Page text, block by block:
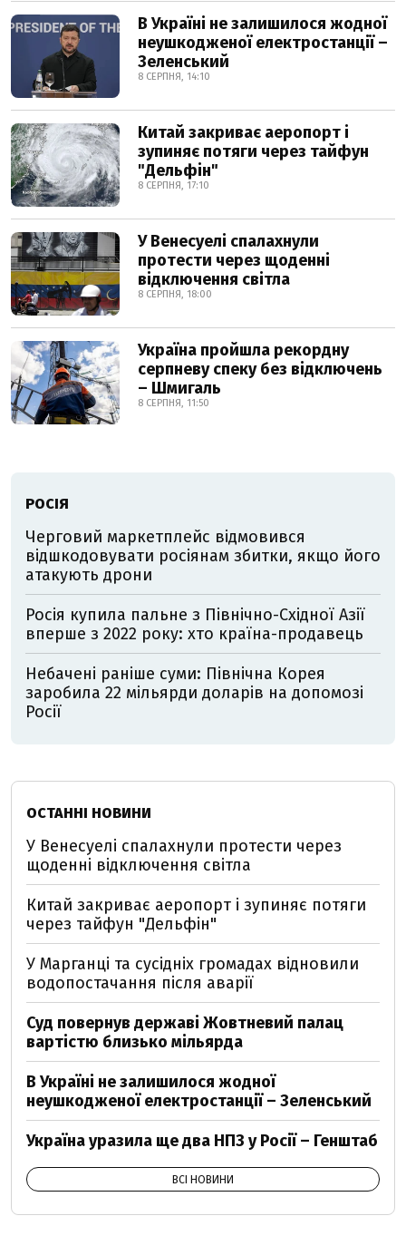
В Україні не залишилося жодної
неушкодженої електростанції –
Зеленський
8 СЕРПНЯ, 14:10
Китай закриває аеропорт і
зупиняє потяги через тайфун
"Дельфін"
8 СЕРПНЯ, 17:10
У Венесуелі спалахнули
протести через щоденні
відключення світла
8 СЕРПНЯ, 18:00
Україна пройшла рекордну
серпневу спеку без відключень
– Шмигаль
8 СЕРПНЯ, 11:50
РОСІЯ
Черговий маркетплейс відмовився
відшкодовувати росіянам збитки, якщо його
атакують дрони
Росія купила пальне з Північно-Східної Азії
вперше з 2022 року: хто країна-продавець
Небачені раніше суми: Північна Корея
заробила 22 мільярди доларів на допомозі
Росії
ОСТАННІ НОВИНИ
У Венесуелі спалахнули протести через
щоденні відключення світла
Китай закриває аеропорт і зупиняє потяги
через тайфун "Дельфін"
У Марганці та сусідніх громадах відновили
водопостачання після аварії
Суд повернув державі Жовтневий палац
вартістю близько мільярда
В Україні не залишилося жодної
неушкодженої електростанції – Зеленський
Україна уразила ще два НПЗ у Росії – Генштаб
ВСІ НОВИНИ